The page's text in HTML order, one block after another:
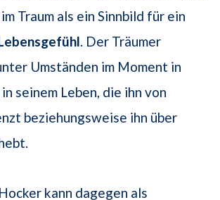
Traum als ein Sinnbild für ein
. Der Träumer
Umständen im Moment in
seinem Leben, die ihn von
beziehungsweise ihn über
kann dagegen als